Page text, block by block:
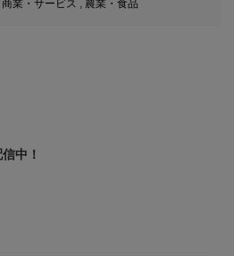
商業・サービス 農業・食品
中！